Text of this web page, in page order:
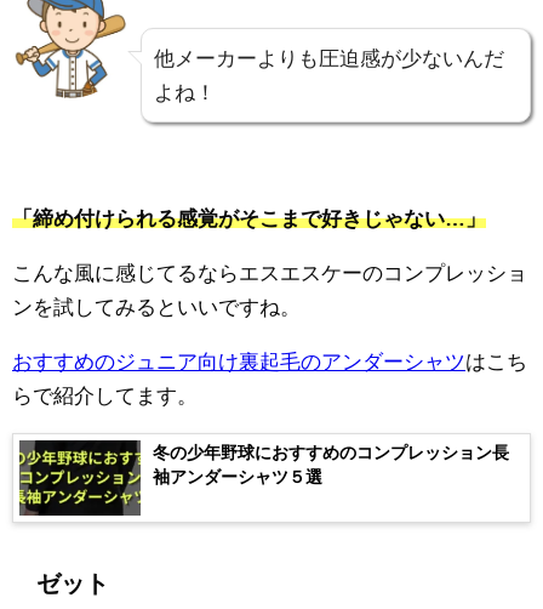
他メーカーよりも圧迫感が少ないんだ
よね！
「締め付けられる感覚がそこまで好きじゃない…」
こんな風に感じてるならエスエスケーのコンプレッショ
ンを試してみるといいですね。
おすすめのジュニア向け裏起毛のアンダーシャツはこち
らで紹介してます。
冬の少年野球におすすめのコンプレッション長
袖アンダーシャツ５選
ゼット